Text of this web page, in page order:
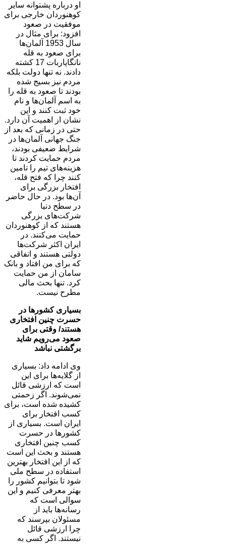
او درباره پشتوانه سایر
کوهنوردان خارجی برای
موفقیت در صعود
افزود: برای مثال در
سال 1953 آلمان‌ها
برای صعود به قله
نانگاپاربات 17 کشته
دادند. نه تنها دولت بلکه
مردم نیز بسیج شده
بودند تا صعود به قله را
به اسم آلمان‌ها و نام
خود ثبت کنند و این
نشان از اهمیت آن دارد.
حتی در زمانی که بعد از
جنگ جهانی آلمان‌ها در
شرایط ضعیفی بودند،
مردم حمایت کردند تا
هزینه‌های تیم را تامین
کنند چرا که فتح قله،
افتخار بزرگی برای
آن‌ها بود. در حال حاضر
در سطح دنیا
شرکت‌های بزرگی
هستند که از کوهنوردان
حمایت می‌کنند. در
ایران اکثر شرکت‌ها
دولتی هستند و اتفاقی
که برای من افتاد و بانک
سامان از من حمایت
کرد. تنها بحث مالی
مطرح نیست.
بسیاری کشورها در
حسرت چنین افتخاری
هستند/ وقتی برای
صعود می‌رویم شاید
برگشتی نباشد
وی ادامه داد: بسیاری
از گلایه‌ها برای این
است که ارزشی قائل
نمی‌شوند. اگر زحمتی
کشیده شده است، برای
کسب افتخار برای
ایران است. بسیاری از
کشورها در حسرت
کسب چنین افتخاری
هستند و بحث این است
که از این افتخار بهترین
استفاده در سطح ملی
شود تا بتوانیم کشور را
بهتر معرفی کنیم و این
سوالی است که
رسانه‌ها باید از
مسئولان بپرسند که
چرا ارزشی قائل
نیستند. اگر کسی به